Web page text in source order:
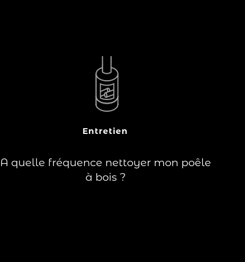
Entretien
A quelle fréquence nettoyer mon poêle
à bois ?
Pour éviter une mauvaise combustion,
videz les cendres tous les 3 jours environ,
et nettoyez la chambre de combustion